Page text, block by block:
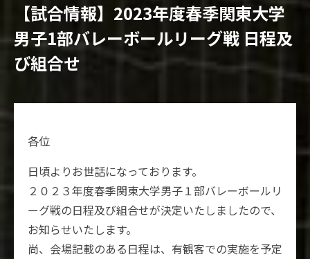
【試合情報】2023年度春季関東大学
男子1部バレーボールリーグ戦 日程及
び組合せ
各位
日頃よりお世話になっております。
２０２３年度春季関東大学男子１部バレーボールリ
ーグ戦の日程及び組合せが決定いたしましたので、
お知らせいたします。
尚、会場記載のある日程は、有観客での実施を予定